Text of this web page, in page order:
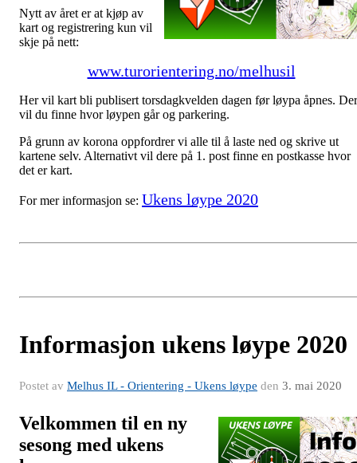
Nytt av året er at kjøp av
kart og registrering kun vil
skje på nett:
www.turorientering.no/melhusil
Her vil kart bli publisert torsdagkvelden dagen før løypa åpnes. Der
vil du finne hvor løypen går og parkering.
På grunn av korona oppfordrer vi alle til å laste ned og skrive ut
kartene selv. Alternativt vil dere på 1. post finne en postkasse hvor
det er kart.
For mer informasjon se: Ukens løype 2020
Informasjon ukens løype 2020
Postet av Melhus IL - Orientering - Ukens løype den 3. mai 2020
Velkommen til en ny
sesong med ukens